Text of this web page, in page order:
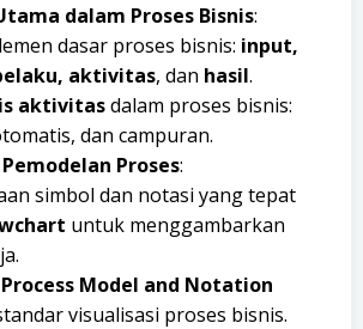
dalam Proses Bisnis:
dasar proses bisnis: input,
aktivitas, dan hasil.
aktivitasdalam proses bisnis:
dan campuran.
Proses:
simbol dan notasi yang tepat
untuk menggambarkan
Process Model and Notation
visualisasi proses bisnis.